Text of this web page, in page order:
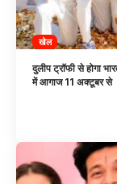
खेल
दुलीप ट्रॉफी से होगा
में आगाज 11 अक्टूबर से